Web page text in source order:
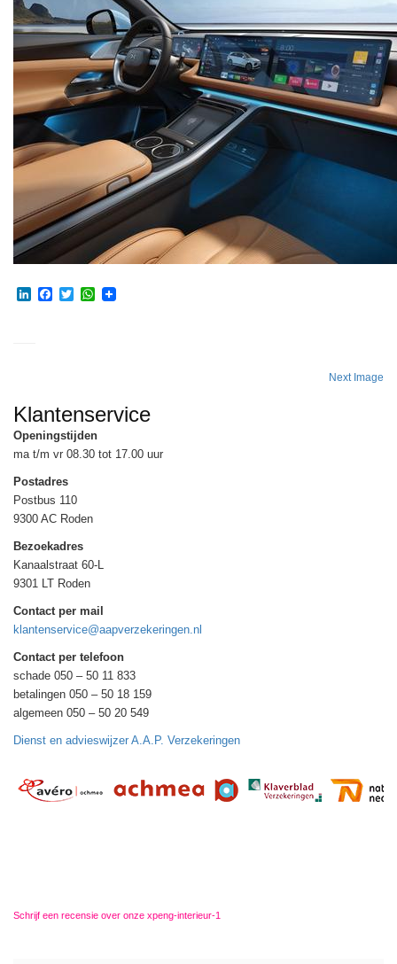
LinkedIn
Facebook
TwitterWhatsApp
Next Image
Klantenservice
Openingstijden
ma t/m vr 08.30 tot 17.00 uur
Postadres
Postbus 110
9300 AC Roden
Bezoekadres
Kanaalstraat 60-L
9301 LT Roden
Contact per mail
klantenservice@aapverzekeringen.nl
Contact per telefoon
schade 050 – 50 11 833
betalingen 050 – 50 18 159
algemeen 050 – 50 20 549
Dienst en advieswijzer A.A.P. Verzekeringen
Schrijf een recensie over onze xpeng-interieur-1